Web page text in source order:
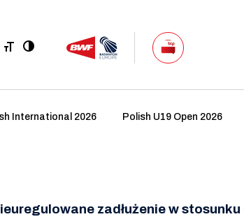
International 2026 Polish U19 Open 2026
zadłużenie w